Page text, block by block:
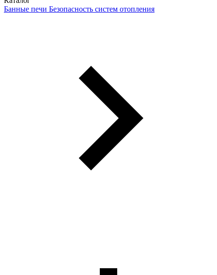
Банные печи Безопасность систем отопления